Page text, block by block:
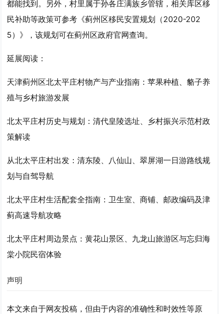
都能找到。另外，村里属于孙各庄满族乡管辖，相关库区移
民补助等政策可参考《蓟州区移民安置规划（2020-202
5）》，该规划可在蓟州区政府官网查询。
延展阅读：
天津蓟州区北太平庄村物产与产业指南：苹果种植、貉子养
殖与乡村旅游发展
北太平庄村历史与规划：清代皇陵选址、乡村振兴示范村政
策解读
从北太平庄村出发：清东陵、八仙山、翠屏湖一日游路线规
划与自驾导航
北太平庄村生活配套全指南：卫生室、商铺、邮政编码及津
蓟高速导航攻略
北太平庄村周边景点：黄花山景区、九龙山旅游区与忘归海
棠小院民宿体验
声明
本文来自于网友投稿，但由于内容的准确性和时效性等原